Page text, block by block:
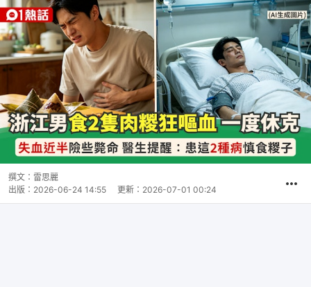
撰文： 雷思麗
出版： 2026-06-24 14:55 更新： 2026-07-01 00:24